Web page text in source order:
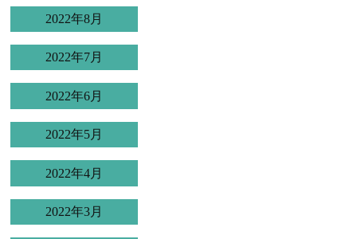
2022年8月
2022年7月
2022年6月
2022年5月
2022年4月
2022年3月